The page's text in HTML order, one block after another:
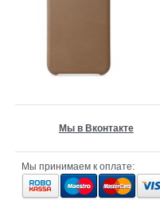
Мы в Вконтакте
Мы принимаем к оплате: